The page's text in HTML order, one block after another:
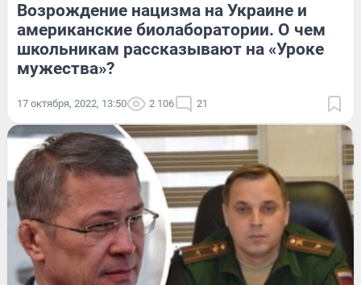
Возрождение нацизма на Украине и
американские биолаборатории. О чем
школьникам рассказывают на «Уроке
мужества»?
17 октября, 2022, 13:50 2 106 21